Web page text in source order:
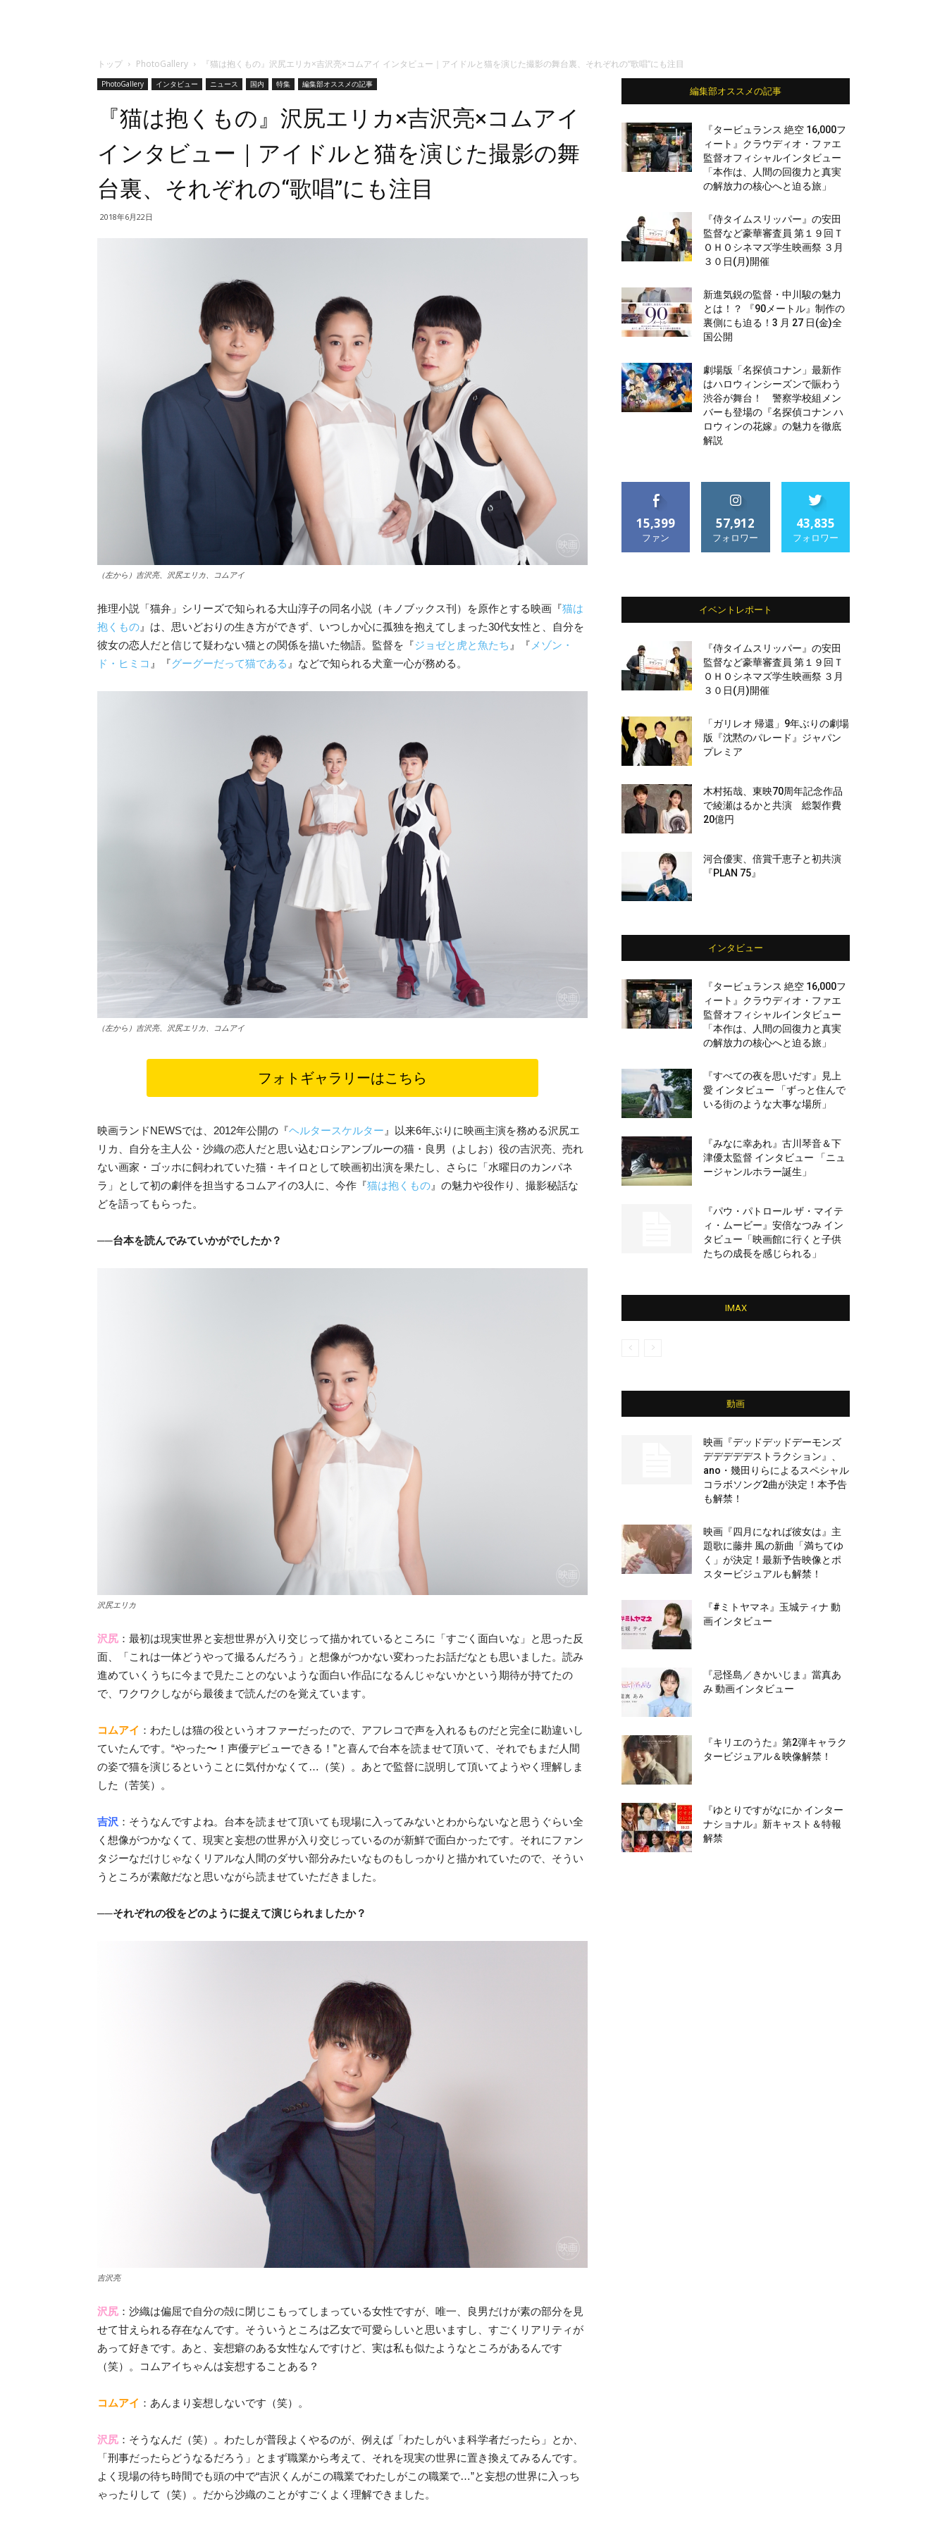
トップ PhotoGallery 『猫は抱くもの』沢尻エリカ×吉沢亮×コムアイ インタビュー｜アイドルと猫を演じた撮影の舞台裏、それぞれの“歌唱”にも注目
PhotoGallery インタビュー ニュース 国内 特集 編集部オススメの記事
『猫は抱くもの』沢尻エリカ×吉沢亮×コムアイ
インタビュー｜アイドルと猫を演じた撮影の舞
台裏、それぞれの“歌唱”にも注目
2018年6月22日
（左から）吉沢亮、沢尻エリカ、コムアイ
推理小説「猫弁」シリーズで知られる大山淳子の同名小説（キノブックス刊）を原作とする映画『猫は
抱くもの 』は、思いどおりの生き方ができず、いつしか心に孤独を抱えてしまった30代女性と、自分を
彼女の恋人だと信じて疑わない猫との関係を描いた物語。監督を『ジョゼと虎と魚たち 』『 メゾン・
ド・ヒミコ 』『グーグーだって猫である 』などで知られる犬童一心が務める。
（左から）吉沢亮、沢尻エリカ、コムアイ
フォトギャラリーはこちら
映画ランドNEWSでは、2012年公開の『ヘルタースケルター 』以来6年ぶりに映画主演を務める沢尻エ
リカ、自分を主人公・沙織の恋人だと思い込むロシアンブルーの猫・良男（よしお）役の吉沢亮、売れ
ない画家・ゴッホに飼われていた猫・キイロとして映画初出演を果たし、さらに「水曜日のカンパネ
ラ」として初の劇伴を担当するコムアイの3人に、今作『猫は抱くもの 』の魅力や役作り、撮影秘話な
どを語ってもらった。
──台本を読んでみていかがでしたか？
沢尻エリカ
沢尻 ：最初は現実世界と妄想世界が入り交じって描かれているところに「すごく面白いな」と思った反
面、「これは一体どうやって撮るんだろう」と想像がつかない変わったお話だなとも思いました。読み
進めていくうちに今まで見たことのないような面白い作品になるんじゃないかという期待が持てたの
で、ワクワクしながら最後まで読んだのを覚えています。
コムアイ ：わたしは猫の役というオファーだったので、アフレコで声を入れるものだと完全に勘違いし
ていたんです。“やった〜！声優デビューできる！”と喜んで台本を読ませて頂いて、それでもまだ人間
の姿で猫を演じるということに気付かなくて…（笑）。あとで監督に説明して頂いてようやく理解しま
した（苦笑）。
吉沢 ：そうなんですよね。台本を読ませて頂いても現場に入ってみないとわからないなと思うぐらい全
く想像がつかなくて、現実と妄想の世界が入り交じっているのが新鮮で面白かったです。それにファン
タジーなだけじゃなくリアルな人間のダサい部分みたいなものもしっかりと描かれていたので、そうい
うところが素敵だなと思いながら読ませていただきました。
──それぞれの役をどのように捉えて演じられましたか？
吉沢亮
沢尻 ：沙織は偏屈で自分の殻に閉じこもってしまっている女性ですが、唯一、良男だけが素の部分を見
せて甘えられる存在なんです。そういうところは乙女で可愛らしいと思いますし、すごくリアリティが
あって好きです。あと、妄想癖のある女性なんですけど、実は私も似たようなところがあるんです
（笑）。コムアイちゃんは妄想することある？
コムアイ ：あんまり妄想しないです（笑）。
沢尻 ：そうなんだ（笑）。わたしが普段よくやるのが、例えば「わたしがいま科学者だったら」とか、
「刑事だったらどうなるだろう」とまず職業から考えて、それを現実の世界に置き換えてみるんです。
よく現場の待ち時間でも頭の中で“吉沢くんがこの職業でわたしがこの職業で…”と妄想の世界に入っち
ゃったりして（笑）。だから沙織のことがすごくよく理解できました。
編集部オススメの記事
『タービュランス 絶空 16,000フ
ィート』クラウディオ・ファエ
監督オフィシャルインタビュー
「本作は、人間の回復力と真実
の解放力の核心へと迫る旅」
『侍タイムスリッパー』の安田
監督など豪華審査員 第１９回Ｔ
ＯＨＯシネマズ学生映画祭 ３月
３０日(月)開催
新進気鋭の監督・中川駿の魅力
とは！？ 『90メートル』制作の
裏側にも迫る！3 月 27 日(金)全
国公開
劇場版「名探偵コナン」最新作
はハロウィンシーズンで賑わう
渋谷が舞台！ 警察学校組メン
バーも登場の『名探偵コナン ハ
ロウィンの花嫁』の魅力を徹底
解説
15,399
ファン
57,912
フォロワー
43,835
フォロワー
イベントレポート
『侍タイムスリッパー』の安田
監督など豪華審査員 第１９回Ｔ
ＯＨＯシネマズ学生映画祭 ３月
３０日(月)開催
「ガリレオ 帰還」9年ぶりの劇場
版『沈黙のパレード』ジャパン
プレミア
木村拓哉、東映70周年記念作品
で綾瀬はるかと共演 総製作費
20億円
河合優実、倍賞千恵子と初共演
『PLAN 75』
インタビュー
『タービュランス 絶空 16,000フ
ィート』クラウディオ・ファエ
監督オフィシャルインタビュー
「本作は、人間の回復力と真実
の解放力の核心へと迫る旅」
『すべての夜を思いだす』見上
愛 インタビュー 「ずっと住んで
いる街のような大事な場所」
『みなに幸あれ』古川琴音＆下
津優太監督 インタビュー 「ニュ
ージャンルホラー誕生」
『パウ・パトロール ザ・マイテ
ィ・ムービー』安倍なつみ イン
タビュー「映画館に行くと子供
たちの成長を感じられる」
IMAX
動画
映画『デッドデッドデーモンズ
デデデデデストラクション』、
ano・幾田りらによるスペシャル
コラボソング2曲が決定！本予告
も解禁！
映画『四月になれば彼女は』主
題歌に藤井 風の新曲「満ちてゆ
く」が決定！最新予告映像とポ
スタービジュアルも解禁！
『#ミトヤマネ』玉城ティナ 動
画インタビュー
『忌怪島／きかいじま』當真あ
み 動画インタビュー
『キリエのうた』第2弾キャラク
タービジュアル＆映像解禁！
『ゆとりですがなにか インター
ナショナル』新キャスト＆特報
解禁